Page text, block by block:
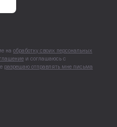
на обработку своих персональных
и соглашаюсь с
разрешаю отправлять мне письма